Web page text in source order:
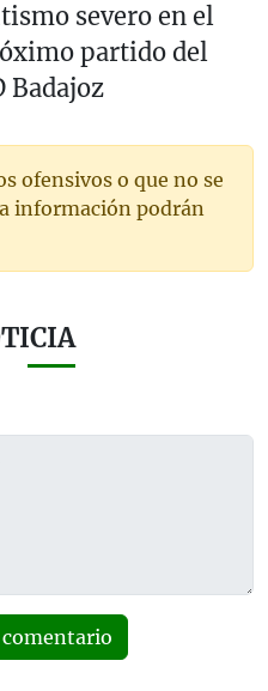
severo en el
partido del
Badajoz
ofensivos o que no se
información podrán